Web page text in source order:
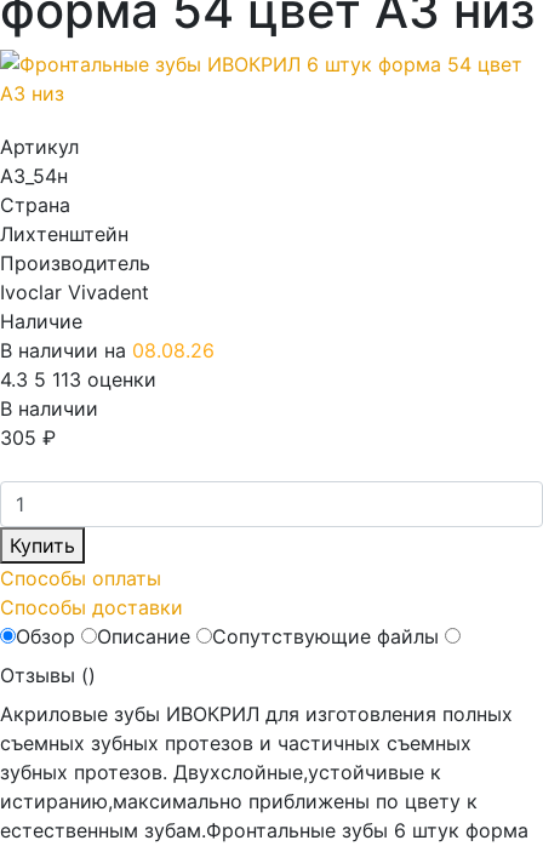
Артикул
А3_54н
Страна
Лихтенштейн
Производитель
Ivoclar Vivadent
Наличие
В наличии на 08.08.26
4.3 5 113 оценки
В наличии
305 ₽
Купить
Способы оплаты
Способы доставки
Обзор
Описание
Сопутствующие файлы
Отзывы ()
Акриловые зубы ИВОКРИЛ для изготовления полных
съемных зубных протезов и частичных съемных
зубных протезов. Двухслойные,устойчивые к
истиранию,максимально приближены по цвету к
естественным зубам.Фронтальные зубы 6 штук форма